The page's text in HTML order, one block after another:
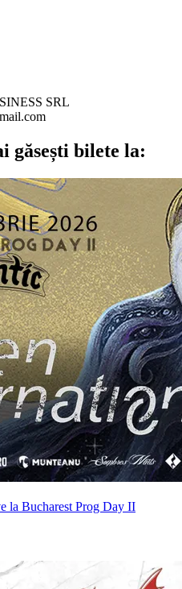
SRL
găsești bilete la:
la Bucharest Prog Day II